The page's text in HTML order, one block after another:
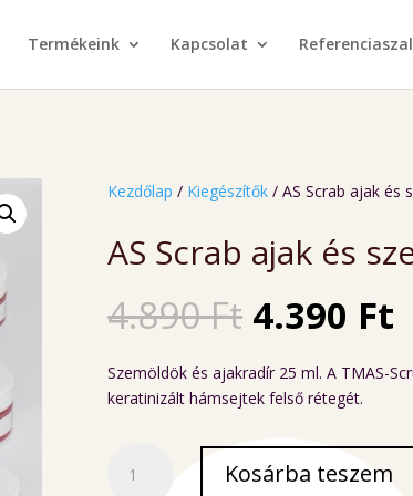
Termékeink Kapcsolat
Kezdőlap / Kiegészítők / AS Scrab ajak és
AS Scrab ajak és
4.890Ft Original
price
was:
4.890 Ft.
4.390 Ft
Szemöldök és ajakradír 25 ml. A TMAS-
keratinizált hámsejtek felső rétegét.
Scrab
Kosárba teszem